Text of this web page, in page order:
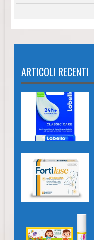
ARTICOLI RECENTI